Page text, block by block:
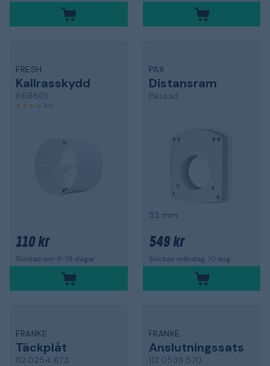
FRESH
Kallrasskydd
669801
4,0
110 kr
Skickas om 9-16 dagar
PAX
Distansram
Passad
52 mm
549 kr
Skickas måndag, 10 aug.
FRANKE
Täckplåt
112.0254.673
FRANKE
Anslutningssats
112.0539.570